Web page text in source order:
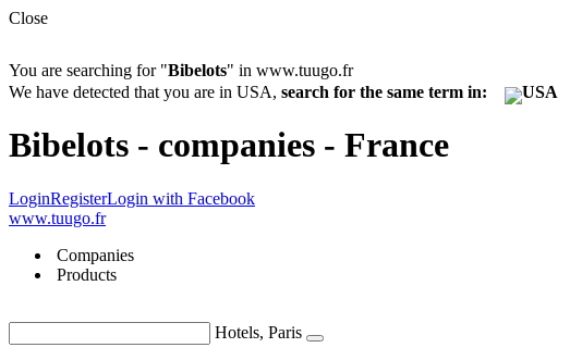
Close
You are searching for "Bibelots" in www.tuugo.fr
We have detected that you are in USA, search for the same term in:
Bibelots - companies - France
LoginRegisterLogin with Facebook
www.tuugo.fr
Companies
Products
Hotels, Paris